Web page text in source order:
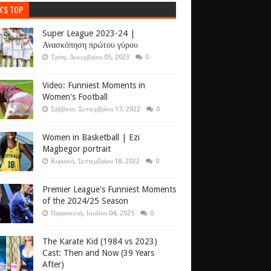
TOP
Super League 2023-24 |
Ανασκόπηση πρώτου γύρου
Τρίτη, Δεκεμβρίου 05, 2023 0
Video: Funniest Moments in
Women's Football
Σάββατο, Σεπτεμβρίου 17, 2022 0
Women in Basketball | Ezi
Magbegor portrait
Κυριακή, Σεπτεμβρίου 18, 2022 0
Premier League's Funniest Moments
of the 2024/25 Season
Παρασκευή, Ιουλίου 04, 2025 0
The Karate Kid (1984 vs 2023)
Cast: Then and Now (39 Years
After)